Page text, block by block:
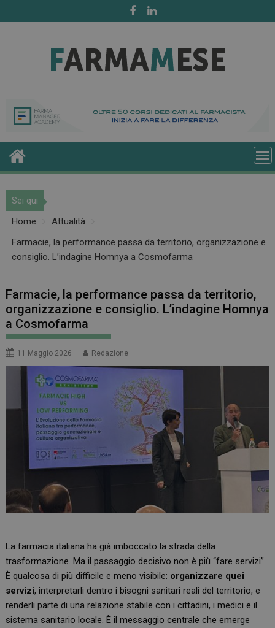
to
Sei qui
Home
Attualità
Farmacie, la performance passa da territorio, organizzazione e
consiglio. L’indagine Homnya a Cosmofarma
Farmacie, la performance passa da territorio,
organizzazione e consiglio. L’indagine Homnya
a Cosmofarma
11 Maggio 2026 Redazione
La farmacia italiana ha già imboccato la strada della
trasformazione. Ma il passaggio decisivo non è più “fare servizi”.
È qualcosa di più difficile e meno visibile: organizzare quei
servizi, interpretarli dentro i bisogni sanitari reali del territorio, e
renderli parte di una relazione stabile con i cittadini, i medici e il
sistema sanitario locale. È il messaggio centrale che emerge